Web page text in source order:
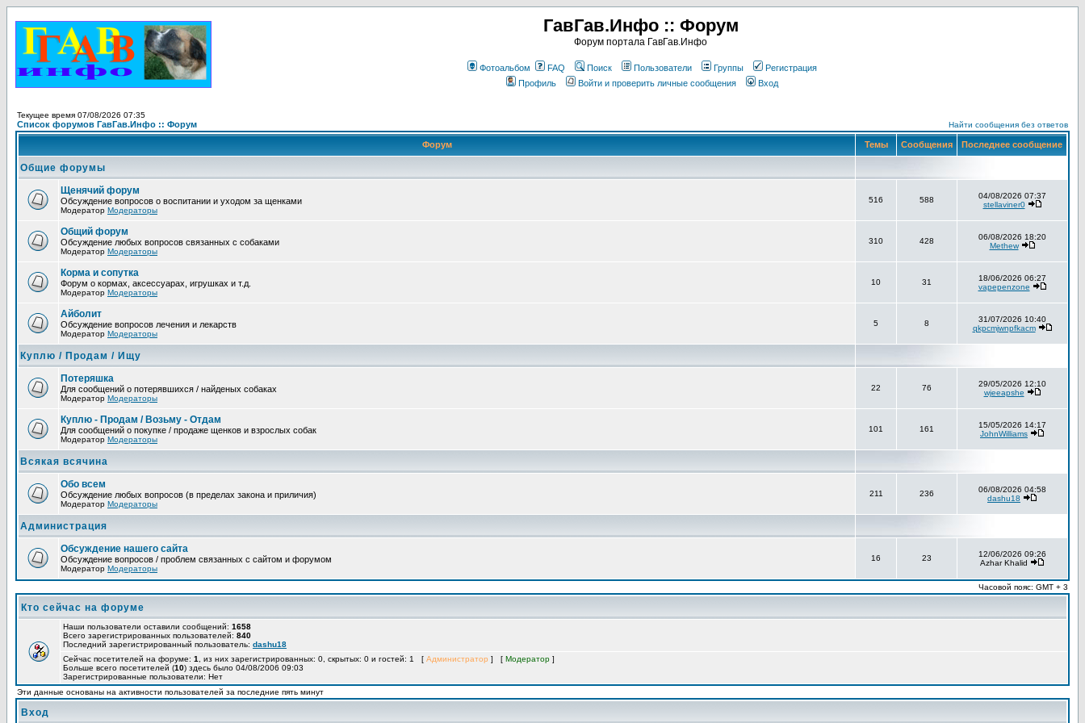
ГавГав.Инфо :: Форум
Форум портала ГавГав.Инфо
Фотоальбом FAQ Поиск Пользователи Группы
Регистрация
Профиль
Войти и проверить личные сообщения Вход
Текущее время 07/08/2026 07:35
Список форумов ГавГав.Инфо :: Форум Найти сообщения без ответов
Форум Темы Сообщения Последнее сообщение
Общие форумы
Щенячий форум
Обсуждение вопросов о воспитании и уходом за щенками
Модератор Модераторы
516 588
04/08/2026 07:37
stellaviner0
Общий форум
Обсуждение любых вопросов связанных с собаками
Модератор Модераторы
310 428
06/08/2026 18:20
Methew
Корма и сопутка
Форум о кормах, аксессуарах, игрушках и т.д.
Модератор Модераторы
10 31
18/06/2026 06:27
vapepenzone
Айболит
Обсуждение вопросов лечения и лекарств
Модератор Модераторы
5 8
31/07/2026 10:40
qkpcmjwnpfkacm
Куплю / Продам / Ищу
Потеряшка
Для сообщений о потерявшихся / найденых собаках
Модератор Модераторы
22 76
29/05/2026 12:10
wjeeapshe
Куплю - Продам / Возьму - Отдам
Для сообщений о покупке / продаже щенков и взрослых собак
Модератор Модераторы
101 161
15/05/2026 14:17
JohnWilliams
Всякая всячина
Обо всем
Обсуждение любых вопросов (в пределах закона и приличия)
Модератор Модераторы
211 236
06/08/2026 04:58
dashu18
Администрация
Обсуждение нашего сайта
Обсуждение вопросов / проблем связанных с сайтом и форумом
Модератор Модераторы
16 23
12/06/2026 09:26
Azhar Khalid
Часовой пояс: GMT + 3
Кто сейчас на форуме
Наши пользователи оставили сообщений: 1658
Всего зарегистрированных пользователей: 840
Последний зарегистрированный пользователь: dashu18
Сейчас посетителей на форуме: 1 , из них зарегистрированных: 0, скрытых: 0 и гостей: 1 [ Администратор ] [ Модератор ]
Больше всего посетителей (10) здесь было 04/08/2006 09:03
Зарегистрированные пользователи: Нет
Эти данные основаны на активности пользователей за последние пять минут
Вход